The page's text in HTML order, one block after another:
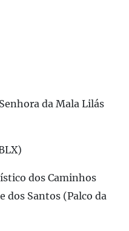
da Mala Lilás
dos Caminhos
dos Santos (Palco da